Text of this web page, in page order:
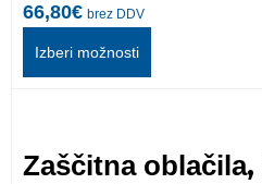
66,80€ brez DDV
Izberi možnosti
Zaščitna oblačila,